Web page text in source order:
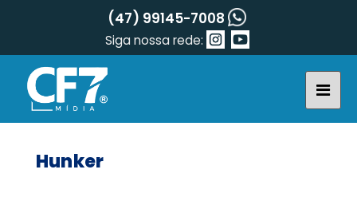
(47) 99145-7008
Siga nossa rede:
Hunker